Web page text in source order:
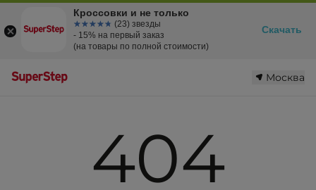
Москва
404
Кроссовки и не только
☆☆☆☆☆
★★★★★ (23) звезды
- 15% на первый заказ
(на товары по полной стоимости)
Скачать